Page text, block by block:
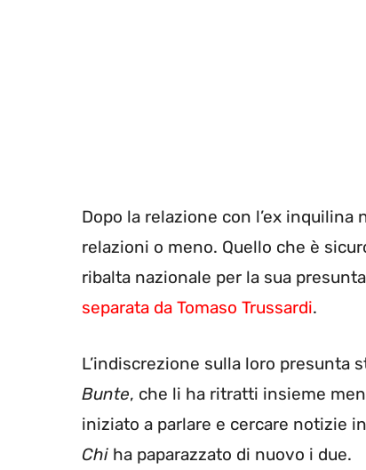
Dopo la relazione con l’ex
relazioni o meno. Quello che è
ribalta nazionale per la sua
separata da Tomaso Trussardi.
L’indiscrezione sulla loro presunta
Bunte, che li ha ritratti insieme
iniziato a parlare e cercare notizie
Chi ha paparazzato di nuovo i due.